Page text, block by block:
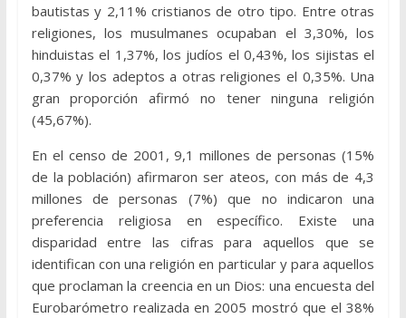
bautistas y 2,11% cristianos de otro tipo. Entre otras
religiones, los musulmanes ocupaban el 3,30%, los
hinduistas el 1,37%, los judíos el 0,43%, los sijistas el
0,37% y los adeptos a otras religiones el 0,35%. Una
gran proporción afirmó no tener ninguna religión
(45,67%).
En el censo de 2001, 9,1 millones de personas (15%
de la población) afirmaron ser ateos, con más de 4,3
millones de personas (7%) que no indicaron una
preferencia religiosa en específico. Existe una
disparidad entre las cifras para aquellos que se
identifican con una religión en particular y para aquellos
que proclaman la creencia en un Dios: una encuesta del
Eurobarómetro realizada en 2005 mostró que el 38%